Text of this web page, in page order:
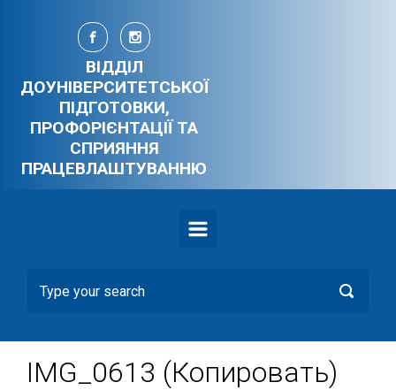
Skip to main content
ВІДДІЛ
ДОУНІВЕРСИТЕТСЬКОЇ
ПІДГОТОВКИ,
ПРОФОРІЄНТАЦІЇ ТА
СПРИЯННЯ
ПРАЦЕВЛАШТУВАННЮ
IMG_0613 (Копировать)